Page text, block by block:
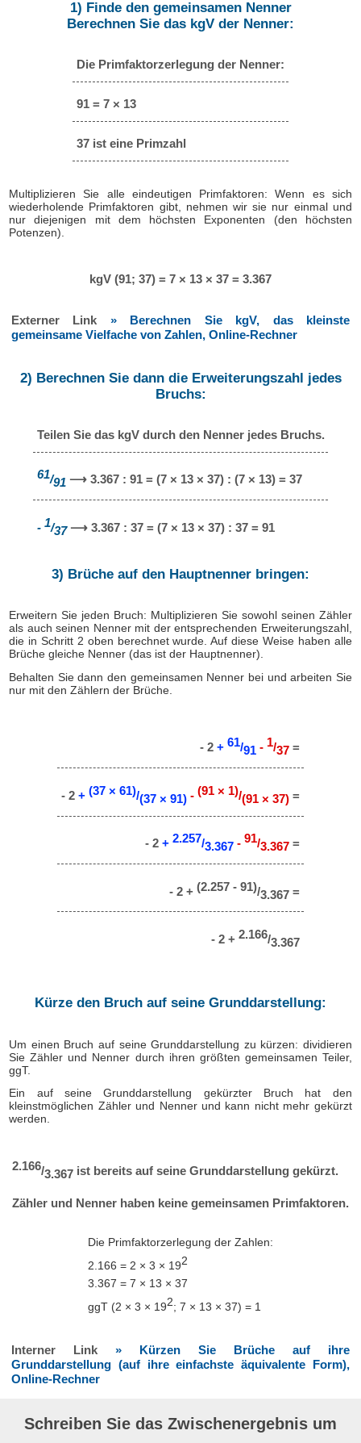
1) Finde den gemeinsamen Nenner
Berechnen Sie das kgV der Nenner:
Die Primfaktorzerlegung der Nenner:
91 = 7 × 13
37 ist eine Primzahl
Multiplizieren Sie alle eindeutigen Primfaktoren: Wenn es sich
wiederholende Primfaktoren gibt, nehmen wir sie nur einmal und
nur diejenigen mit dem höchsten Exponenten (den höchsten
Potenzen).
kgV (91; 37) = 7 × 13 × 37 = 3.367
Externer Link » Berechnen Sie kgV, das kleinste
gemeinsame Vielfache von Zahlen, Online-Rechner
2) Berechnen Sie dann die Erweiterungszahl jedes
Bruchs:
Teilen Sie das kgV durch den Nenner jedes Bruchs.
61/91 ⟶ 3.367 : 91 = (7 × 13 × 37) : (7 × 13) = 37
- 1/37 ⟶ 3.367 : 37 = (7 × 13 × 37) : 37 = 91
3) Brüche auf den Hauptnenner bringen:
Erweitern Sie jeden Bruch: Multiplizieren Sie sowohl seinen Zähler
als auch seinen Nenner mit der entsprechenden Erweiterungszahl,
die in Schritt 2 oben berechnet wurde. Auf diese Weise haben alle
Brüche gleiche Nenner (das ist der Hauptnenner).
Behalten Sie dann den gemeinsamen Nenner bei und arbeiten Sie
nur mit den Zählern der Brüche.
- 2 + 61/91 - 1/37 =
- 2 + (37 × 61)/(37 × 91) - (91 × 1)/(91 × 37) =
- 2 + 2.257/3.367 - 91/3.367 =
- 2 + (2.257 - 91)/3.367 =
- 2 + 2.166/3.367
Kürze den Bruch auf seine Grunddarstellung:
Um einen Bruch auf seine Grunddarstellung zu kürzen: dividieren
Sie Zähler und Nenner durch ihren größten gemeinsamen Teiler,
ggT.
Ein auf seine Grunddarstellung gekürzter Bruch hat den
kleinstmöglichen Zähler und Nenner und kann nicht mehr gekürzt
werden.
2.166/3.367 ist bereits auf seine Grunddarstellung gekürzt.
Zähler und Nenner haben keine gemeinsamen Primfaktoren.
Die Primfaktorzerlegung der Zahlen:
2.166 = 2 × 3 × 192
3.367 = 7 × 13 × 37
ggT (2 × 3 × 192; 7 × 13 × 37) = 1
Interner Link » Kürzen Sie Brüche auf ihre
Grunddarstellung (auf ihre einfachste äquivalente Form),
Online-Rechner
Schreiben Sie das Zwischenergebnis um